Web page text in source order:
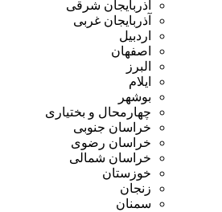
آذربایجان شرقی
آذربایجان غربی
اردبیل
اصفهان
البرز
ایلام
بوشهر
چهارمحال و بختیاری
خراسان جنوبی
خراسان رضوی
خراسان شمالی
خوزستان
زنجان
سمنان